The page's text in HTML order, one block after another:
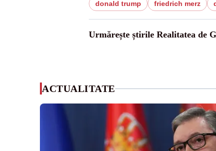
donald trump friedrich merz
Urmărește știrile Realitatea de
ACTUALITATE